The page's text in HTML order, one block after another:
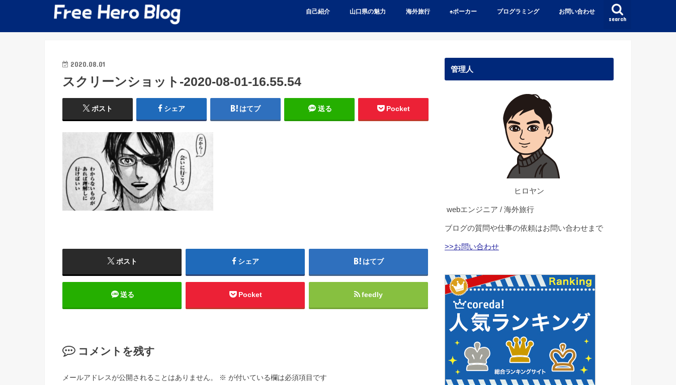
search
自己紹介 山口県の魅力 海外旅行 ♠️ポーカー プログラミング お問い合わせ
2020.08.01
スクリーンショット-2020-08-01-16.55.54
ポスト シェア はてブ 送る Pocket
ポスト シェア はてブ
送る Pocket feedly
コメントを残す
メールアドレスが公開されることはありません。 ※ が付いている欄は必須項目です
管理人
ヒロヤン
webエンジニア / 海外旅行
ブログの質問や仕事の依頼はお問い合わせまで
>>お問い合わせ